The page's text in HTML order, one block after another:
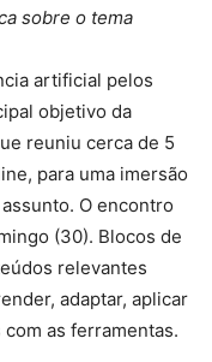
sobre o tema
artificial pelos
objetivo da
reuniu cerca de 5
para uma imersão
O encontro
(30). Blocos de
relevantes
adaptar, aplicar
as ferramentas.